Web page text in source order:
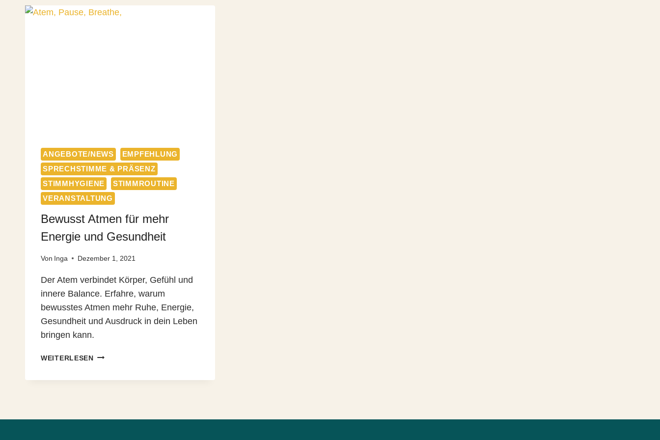
ANGEBOTE/NEWS
EMPFEHLUNG
SPRECHSTIMME & PRÄSENZ
STIMMHYGIENE
STIMMROUTINE
VERANSTALTUNG
Bewusst Atmen für mehr
Energie und Gesundheit
Von Inga Dezember 1, 2021
Der Atem verbindet Körper, Gefühl und
innere Balance. Erfahre, warum
bewusstes Atmen mehr Ruhe, Energie,
Gesundheit und Ausdruck in dein Leben
bringen kann.
WEITERLESENBEWUSST